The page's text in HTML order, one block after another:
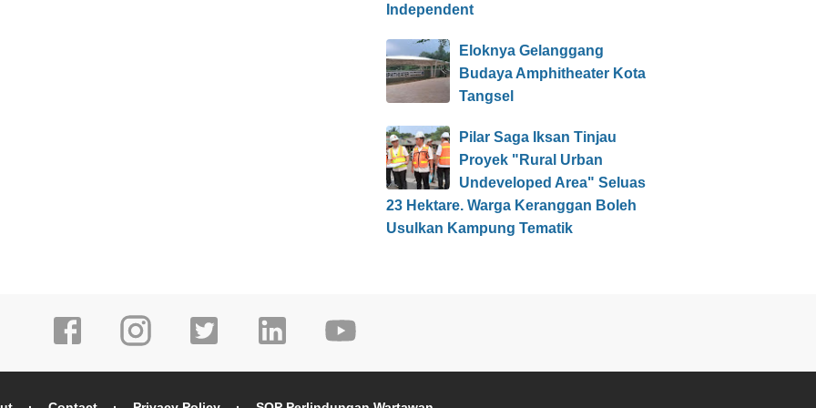
Independent
Eloknya Gelanggang
Budaya Amphitheater Kota
Tangsel
Pilar Saga Iksan Tinjau
Proyek "Rural Urban
Undeveloped Area" Seluas
23 Hektare. Warga Keranggan Boleh
Usulkan Kampung Tematik